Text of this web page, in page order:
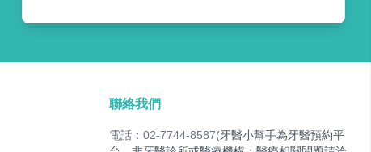
聯絡我們
電話：02-7744-8587(牙醫小幫手為牙醫預約平